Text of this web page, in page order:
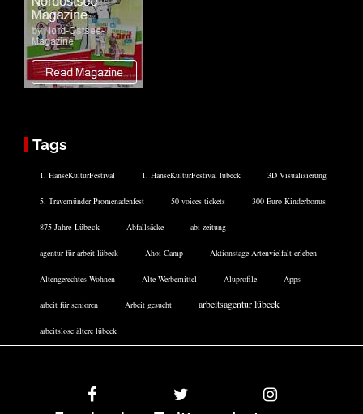
Tags
1. HanseKulturFestival 1. HanseKulturFestival lübeck 3D Visualisierung
5. Travemünder Promenadenfest 50 voices tickets 300 Euro Kinderbonus
875 Jahre Lübeck Abfallsäcke abi zeitung
agentur für arbeit lübeck Ahoi Camp Aktionstage Artenvielfalt erleben
Altengerechtes Wohnen Alte Werbemittel Aluprofile Apps
arbeit für senioren Arbeit gesucht arbeitsagentur lübeck
arbeitslose ältere lübeck